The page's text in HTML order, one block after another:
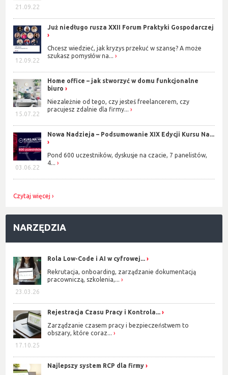
21.09.22
12.09.22
Już niedługo rusza XXII Forum Praktyki Gospodarczej
Chcesz wiedzieć, jak kryzys przekuć w szansę? A może
szukasz pomysłów na...
15.07.22
Home office – jak stworzyć w domu funkcjonalne
biuro
Niezależnie od tego, czy jesteś freelancerem, czy
pracujesz zdalnie dla firmy...
03.06.22
Nowa Nadzieja – Podsumowanie XIX Edycji Kursu Na...
Pond 600 uczestników, dyskusje na czacie, 7 panelistów,
4...
Czytaj więcej
NARZĘDZIA
23.03.26
Rola Low-Code i AI w cyfrowej...
Rekrutacja, onboarding, zarządzanie dokumentacją
pracowniczą, szkolenia,...
17.10.25
Rejestracja Czasu Pracy i Kontrola...
Zarządzanie czasem pracy i bezpieczeństwem to
obszary, które coraz...
Najlepszy system RCP dla firmy